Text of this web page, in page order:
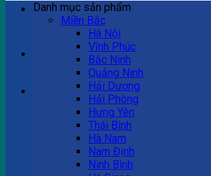
Ví dụ: Billboard quảng cáo, pano
trên xe bus...
Tư vấn bán hàng
0983 863 488
Danh mục sản phẩm
Miền Bắc
Hà Nội
Vĩnh Phúc
Bắc Ninh
Quảng Ninh
Hải Dương
Hải Phòng
Hưng Yên
Thái Bình
Hà Nam
Nam Định
Ninh Bình